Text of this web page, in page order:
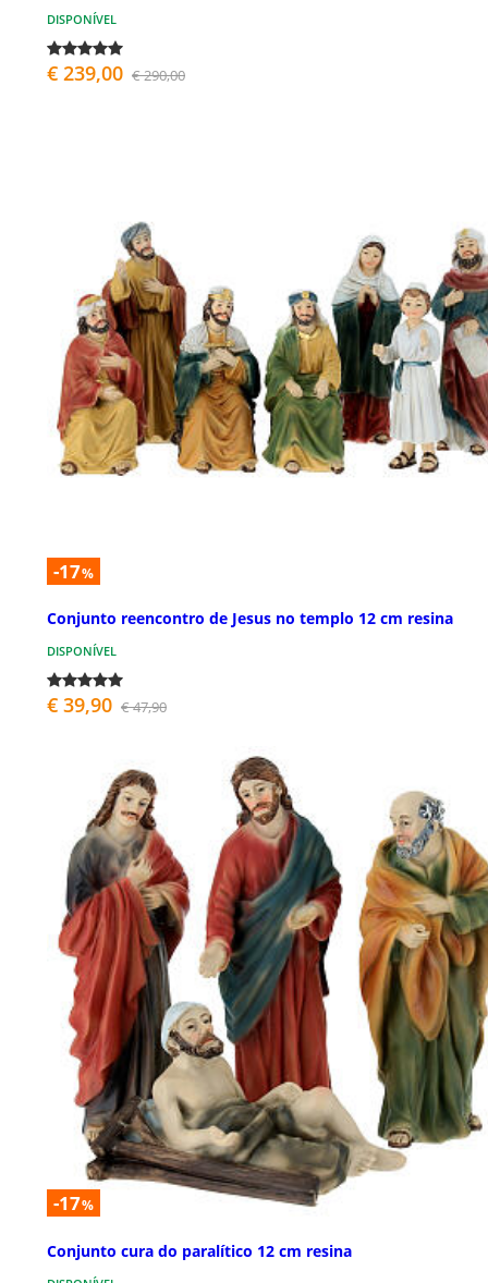
DISPONÍVEL
€ 239,00 € 290,00
-17%
Conjunto reencontro de Jesus no templo 12 cm resina
DISPONÍVEL
€ 39,90 € 47,90
-17%
Conjunto cura do paralítico 12 cm resina